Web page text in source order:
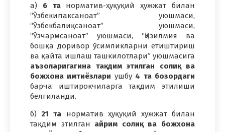
а) 6 танорматив-ҳуқуқий ҳужжат билан
“Ўзбекипаксаноат” уюшмаси,
“Ўзбекбалиқсаноат” уюшмаси,
“Ўзчармсаноат” уюшмаси, “Қизилмия ва
бошқа доривор ўсимликларни етиштириш
ва қайта ишлаш ташкилотлари” уюшмасига
аъзоларигагина тақдим этилган солиқ ва
божхона имтиёзлари ушбу 4 та бозордаги
барча иштирокчиларга тақдим этилиши
белгиланди.
б) 21 та норматив ҳуқуқий хужжат билан
тақдим этилган айрим солиқ ва божхона